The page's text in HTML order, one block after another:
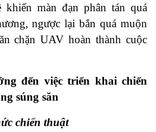
khiến màn đạn phân tán quá
ngược lại bắn quá muộn
chặn UAV hoàn thành cuộc
đến việc triển khai chiến
súng săn
chiến thuật